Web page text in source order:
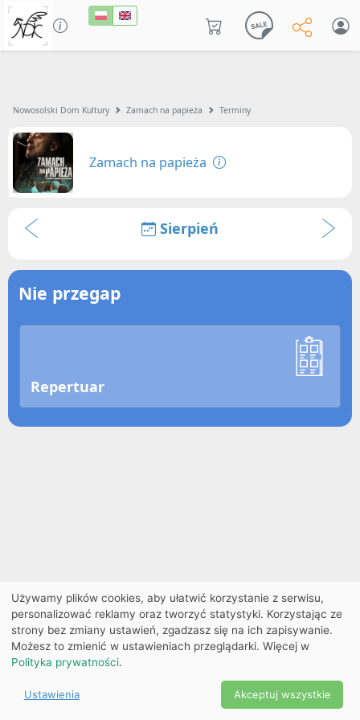
Nowosolski Dom Kultury Zamach na papieża Terminy
Zamach na papieża
Sierpień
Nie przegap
Repertuar
Ekobilet2026 |
Ustawienia
cookies
2026
Używamy plików cookies, aby ułatwić korzystanie z serwisu,
personalizować reklamy oraz tworzyć statystyki. Korzystając ze
strony bez zmiany ustawień, zgadzasz się na ich zapisywanie.
Możesz to zmienić w ustawieniach przeglądarki. Więcej w
Polityka prywatności.
Ustawienia Akceptuj wszystkie